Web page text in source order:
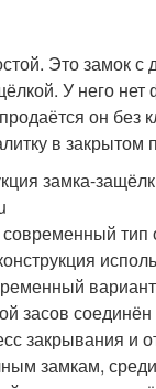
Это замок с
У него нет
он без
в закрытом
замка-
тип
засов
закрывания и
замкам,